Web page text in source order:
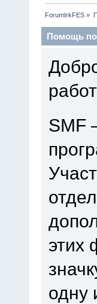
ForumIrkFES »
Помощь
SMF
этих
одну